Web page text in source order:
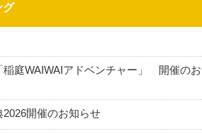
グ
稲庭WAIWAIアドベンチャー」 開催のお
開催のお知らせ